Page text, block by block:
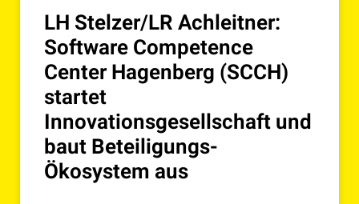
LH Stelzer/LR Achleitner:
Software Competence
Center Hagenberg (SCCH)
startet
Innovationsgesellschaft und
baut Beteiligungs-
Ökosystem aus